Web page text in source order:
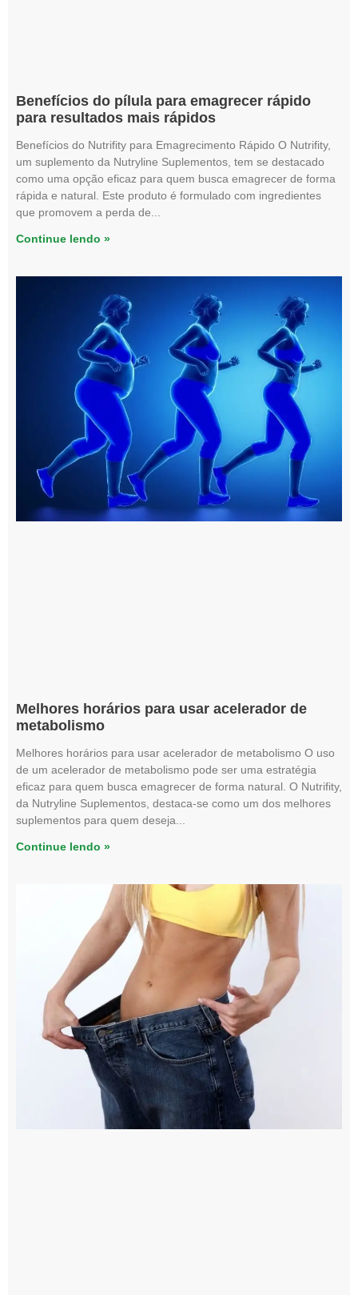
Benefícios do pílula para emagrecer rápido
para resultados mais rápidos
Benefícios do Nutrifity para Emagrecimento Rápido O Nutrifity,
um suplemento da Nutryline Suplementos, tem se destacado
como uma opção eficaz para quem busca emagrecer de forma
rápida e natural. Este produto é formulado com ingredientes
que promovem a perda de
Continue lendo »
Melhores horários para usar acelerador de
metabolismo
Melhores horários para usar acelerador de metabolismo O uso
de um acelerador de metabolismo pode ser uma estratégia
eficaz para quem busca emagrecer de forma natural. O Nutrifity,
da Nutryline Suplementos, destaca-se como um dos melhores
suplementos para quem deseja
Continue lendo »